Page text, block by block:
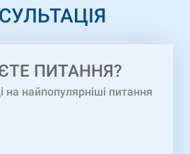
ПИТАННЯ?
на найпопулярніші питання